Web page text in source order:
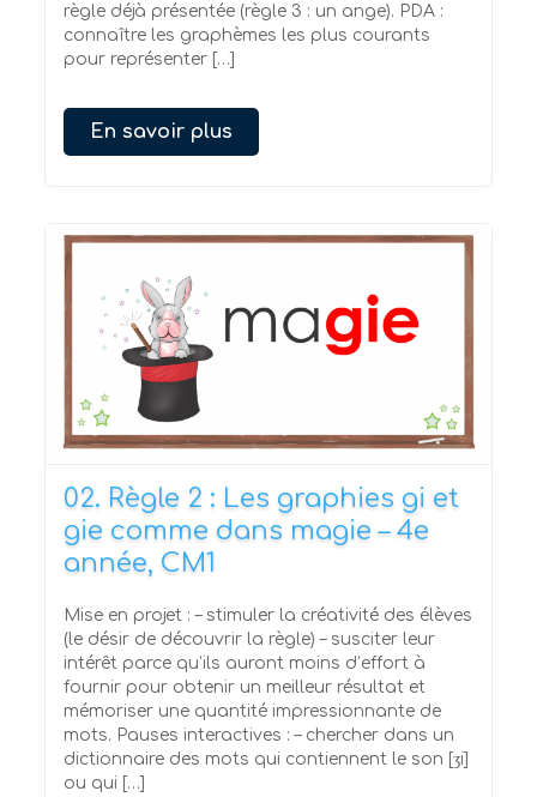
règle déjà présentée (règle 3 : un ange). PDA :
connaître les graphèmes les plus courants
pour représenter […]
En savoir plus
02. Règle 2 : Les graphies gi et
gie comme dans magie – 4e
année, CM1
Mise en projet : – stimuler la créativité des élèves
(le désir de découvrir la règle) – susciter leur
intérêt parce qu’ils auront moins d’effort à
fournir pour obtenir un meilleur résultat et
mémoriser une quantité impressionnante de
mots. Pauses interactives : – chercher dans un
dictionnaire des mots qui contiennent le son [ʒi]
ou qui […]